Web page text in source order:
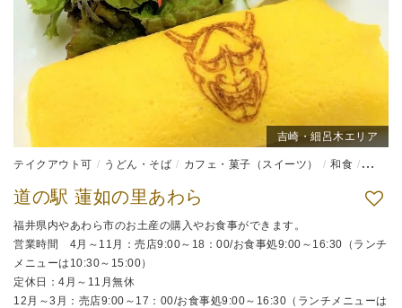
吉崎・細呂木エリア
テイクアウト可 うどん・そば カフェ・菓子（スイーツ） 和食 弁当
道の駅 蓮如の里あわら
福井県内やあわら市のお土産の購入やお食事ができます。
営業時間 4月～11月：売店9:00～18：00/お食事処9:00～16:30（ランチ
メニューは10:30～15:00）
定休日：4月～11月無休
12月～3月：売店9:00～17：00/お食事処9:00～16:30（ランチメニューは